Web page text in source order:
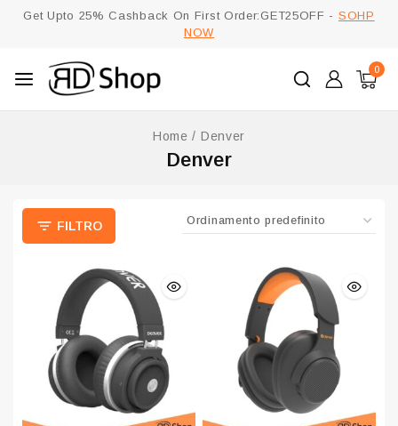
Get Upto 25% Cashback On First Order:GET25OFF - SOHP
NOW
0
Home / Denver
Denver
FILTRO